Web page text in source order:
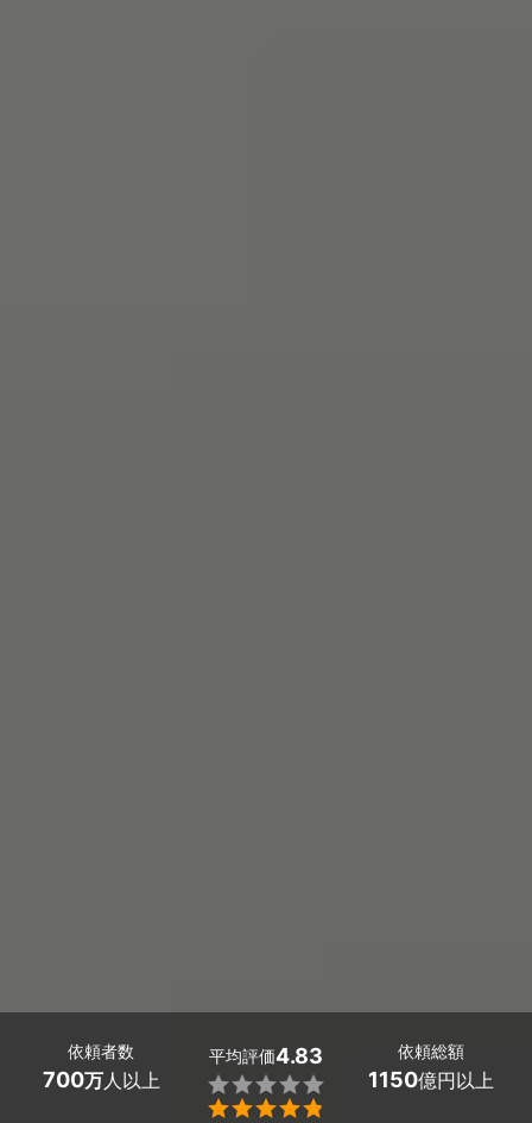
依頼者数
700万人以上
平均評価4.83


依頼総額
1150億円以上